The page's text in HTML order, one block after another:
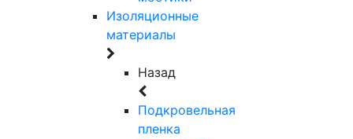
Изоляционные
материалы
Назад
Подкровельная
пленка